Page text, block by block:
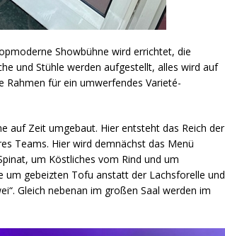
Showbühne wird errichtet, die
und Stühle werden aufgestellt, alles wird auf
Rahmen für ein umwerfendes Varieté-
auf Zeit umgebaut. Hier entsteht das Reich der
Teams. Hier wird demnächst das Menü
um Köstliches vom Rind und um
um gebeizten Tofu anstatt der Lachsforelle und
Gleich nebenan im großen Saal werden im